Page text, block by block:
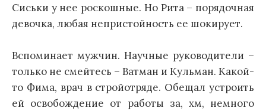
Сиськи у нее роскошные. Но Рита – порядочная
девочка, любая непристойность ее шокирует.
Вспоминает мужчин. Научные руководители –
только не смейтесь – Ватман и Кульман. Какой-
то Фима, врач в стройотряде. Обещал устроить
ей освобождение от работы за, хм, немного